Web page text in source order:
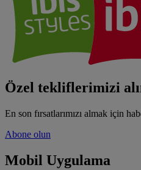
Özel tekliflerimizi
En son fırsatlarımızı almak için
Abone olun
Mobil Uygulama